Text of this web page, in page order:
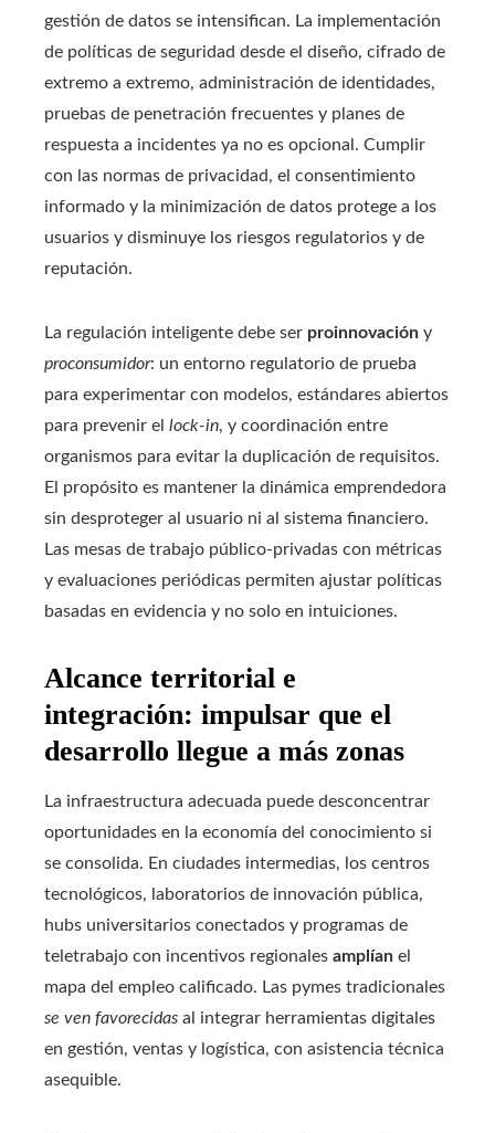
gestión de datos se intensifican. La implementación
de políticas de seguridad desde el diseño, cifrado de
extremo a extremo, administración de identidades,
pruebas de penetración frecuentes y planes de
respuesta a incidentes ya no es opcional. Cumplir
con las normas de privacidad, el consentimiento
informado y la minimización de datos protege a los
usuarios y disminuye los riesgos regulatorios y de
reputación.
La regulación inteligente debe ser proinnovación y
proconsumidor: un entorno regulatorio de prueba
para experimentar con modelos, estándares abiertos
para prevenir el lock-in, y coordinación entre
organismos para evitar la duplicación de requisitos.
El propósito es mantener la dinámica emprendedora
sin desproteger al usuario ni al sistema financiero.
Las mesas de trabajo público-privadas con métricas
y evaluaciones periódicas permiten ajustar políticas
basadas en evidencia y no solo en intuiciones.
Alcance territorial e
integración: impulsar que el
desarrollo llegue a más zonas
La infraestructura adecuada puede desconcentrar
oportunidades en la economía del conocimiento si
se consolida. En ciudades intermedias, los centros
tecnológicos, laboratorios de innovación pública,
hubs universitarios conectados y programas de
teletrabajo con incentivos regionales amplían el
mapa del empleo calificado. Las pymes tradicionales
se ven favorecidas al integrar herramientas digitales
en gestión, ventas y logística, con asistencia técnica
asequible.